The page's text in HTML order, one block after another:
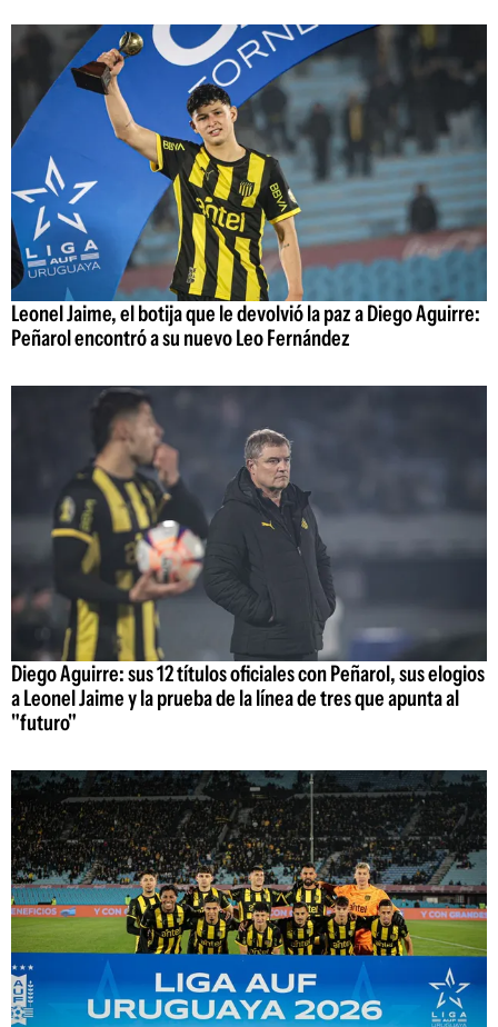
Leonel Jaime, el botija que le devolvió la paz a Diego Aguirre:
Peñarol encontró a su nuevo Leo Fernández
Diego Aguirre: sus 12 títulos oficiales con Peñarol, sus elogios
a Leonel Jaime y la prueba de la línea de tres que apunta al
"futuro"